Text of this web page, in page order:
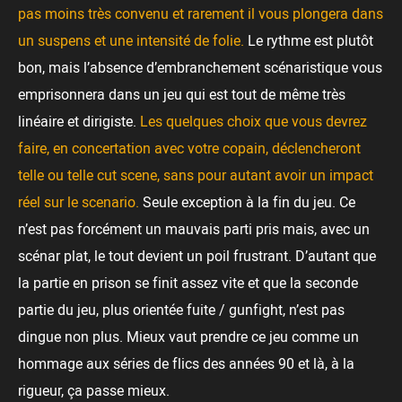
pas moins très convenu et rarement il vous plongera dans
un suspens et une intensité de folie. Le rythme est plutôt
bon, mais l’absence d’embranchement scénaristique vous
emprisonnera dans un jeu qui est tout de même très
linéaire et dirigiste. Les quelques choix que vous devrez
faire, en concertation avec votre copain, déclencheront
telle ou telle cut scene, sans pour autant avoir un impact
réel sur le scenario. Seule exception à la fin du jeu. Ce
n’est pas forcément un mauvais parti pris mais, avec un
scénar plat, le tout devient un poil frustrant. D’autant que
la partie en prison se finit assez vite et que la seconde
partie du jeu, plus orientée fuite / gunfight, n’est pas
dingue non plus. Mieux vaut prendre ce jeu comme un
hommage aux séries de flics des années 90 et là, à la
rigueur, ça passe mieux.